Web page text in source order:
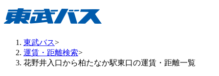
東武バス>
運賃・距離検索>
花野井入口から柏たなか駅東口の運賃・距離一覧